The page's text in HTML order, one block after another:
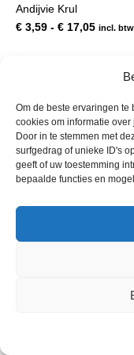
Om de beste ervaringen
cookies om informatie
Door in te stemmen met
surfgedrag of unieke ID's
geeft of uw toestemming
bepaalde functies en
Andijvie Krul
€ 3,59 - € 17,05
€ 17,05
incl. btw
© 2013 - 2026 De